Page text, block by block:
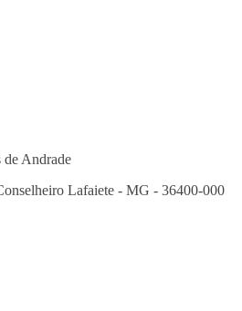
de Andrade
Lafaiete - MG - 36400-000